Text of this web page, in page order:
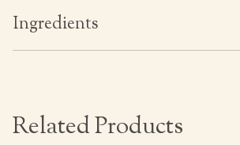
Ingredients
Related Products